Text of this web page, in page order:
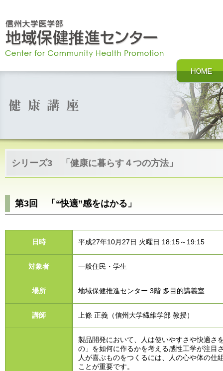
シリーズ3 「健康に暮らす４つの方法」
第3回 「“快適”感をはかる」
日時 平成27年10月27日 火曜日 18:15～19:15
対象者 一般住民・学生
場所 地域保健推進センター 3階 多目的講義室
講師 上條 正義（信州大学繊維学部 教授）
製品開発において、人は使いやすさや快適さ
の」を如何に作るかを考える感性工学が注目
人が喜ぶものをつくるには、人の心や体の仕
ことが重要です。